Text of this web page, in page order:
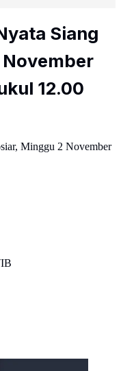
Siang
12.00
Minggu 2 November